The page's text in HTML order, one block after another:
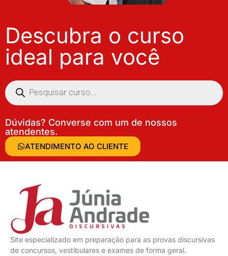
Descubra o curso
ideal para você
Dúvidas? Converse com um de nossos
atendentes.
ATENDIMENTO AO CLIENTE
Site especializado em preparação para as provas discursivas
de concursos, vestibulares e exames de forma geral.